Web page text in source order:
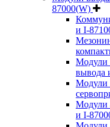
87000(W)
и I-
Модули
вывода
Модули
Модули
и I-